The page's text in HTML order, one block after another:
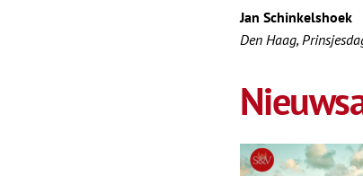
Jan Schinkelshoek
Den Haag,